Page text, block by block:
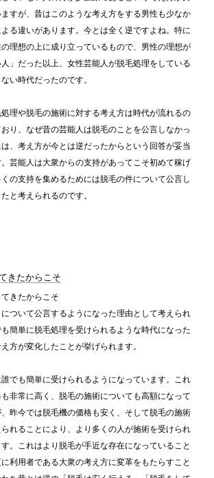
すが、昔はこのような考え方をする男性も少なか
る違いがあります。今とは全く逆ですよね。特に
理想の上に成り立っているもので、男性の理想が
人」だった以上、女性芸能人が脱毛処理をしている
い時代だったのです。
理や脱毛の施術に対する考え方は時代が流れるの
り、なぜ昔の芸能人は脱毛のことを公言しなかっ
、考え方が今とは逆だったからという回答が妥当
芸能人は大衆からの支持があってこそ初めて稼げ
の支持を集めるためには脱毛の件について公言し
と考えられるのです。
きたからこそ
きたからこそ
ついて公言するようになった理由として考えられ
簡単に脱毛処理を受けられるような時代になった
方が変化したことが挙げられます。
でも簡単に受けられるようになっています。これ
非常に高く、脱毛の施術についても高額になって
昨今では脱毛機の価格も安く、そして脱毛の施術
れることにより、より多くの人が施術を受けられ
。これはより脱毛が手近な存在になっていること
利用者である大衆の考え方に変革をもたらすこと